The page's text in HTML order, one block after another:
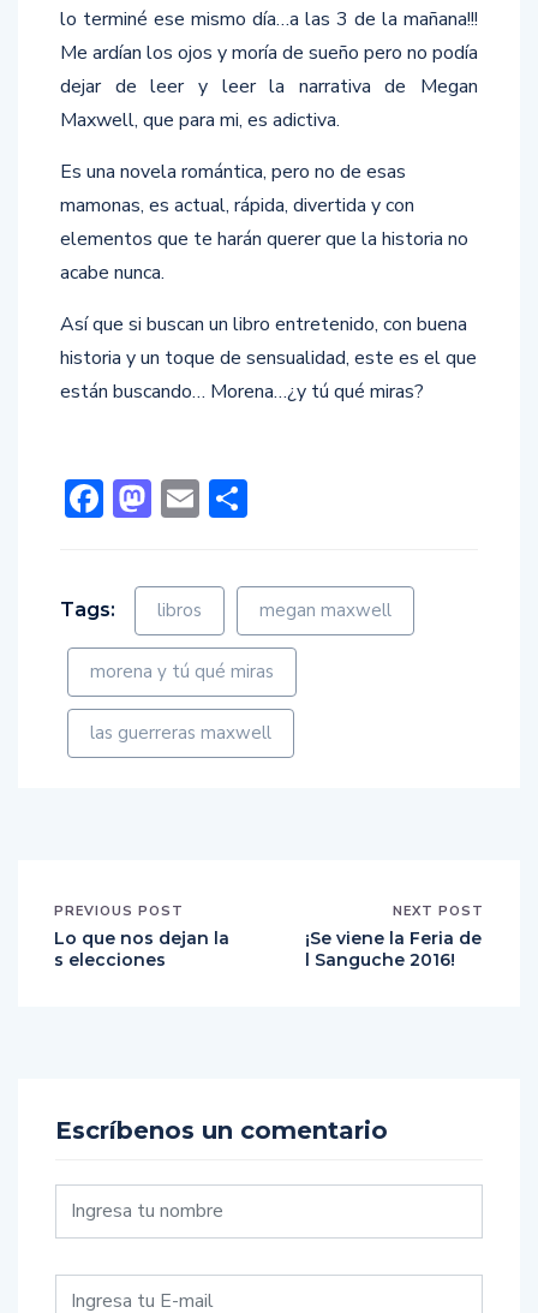
lo terminé ese mismo día…a las 3 de la mañana!!!
Me ardían los ojos y moría de sueño pero no podía
dejar de leer y leer la narrativa de Megan
Maxwell, que para mi, es adictiva.
Es una novela romántica, pero no de esas
mamonas, es actual, rápida, divertida y con
elementos que te harán querer que la historia no
acabe nunca.
Así que si buscan un libro entretenido, con buena
historia y un toque de sensualidad, este es el que
están buscando… Morena…¿y tú qué miras?
Facebook
Mastodon
Email
Tags: libros megan maxwell
morena y tú qué miras
las guerreras maxwell
PREVIOUS POST
Lo que nos dejan la
s elecciones
NEXT POST
¡Se viene la Feria de
l Sanguche 2016!
Escríbenos un comentario